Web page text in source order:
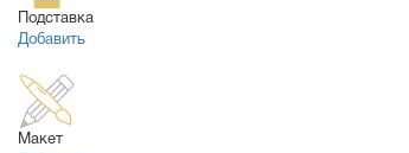
Подставка
Добавить
Макет